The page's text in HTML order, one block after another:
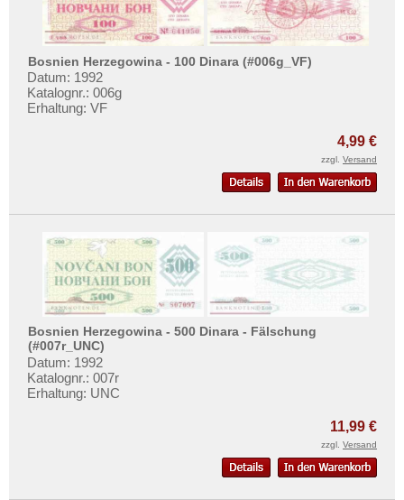
Bosnien Herzegowina - 100 Dinara (#006g_VF)
Datum: 1992
Katalognr.: 006g
Erhaltung: VF
4,99 €
zzgl. Versand
Bosnien Herzegowina - 500 Dinara - Fälschung
(#007r_UNC)
Datum: 1992
Katalognr.: 007r
Erhaltung: UNC
11,99 €
zzgl. Versand